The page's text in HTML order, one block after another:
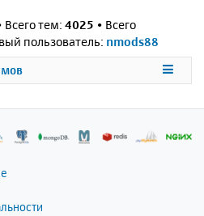
Всего тем: 4025 • Всего
пользователь: nmods88